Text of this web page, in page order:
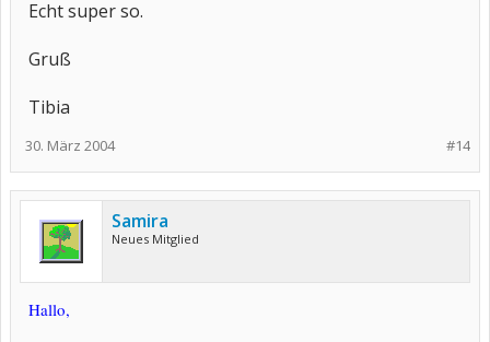
Echt super so.
Gruß
Tibia
#14
30. März 2004
Samira
Neues Mitglied
Hallo,